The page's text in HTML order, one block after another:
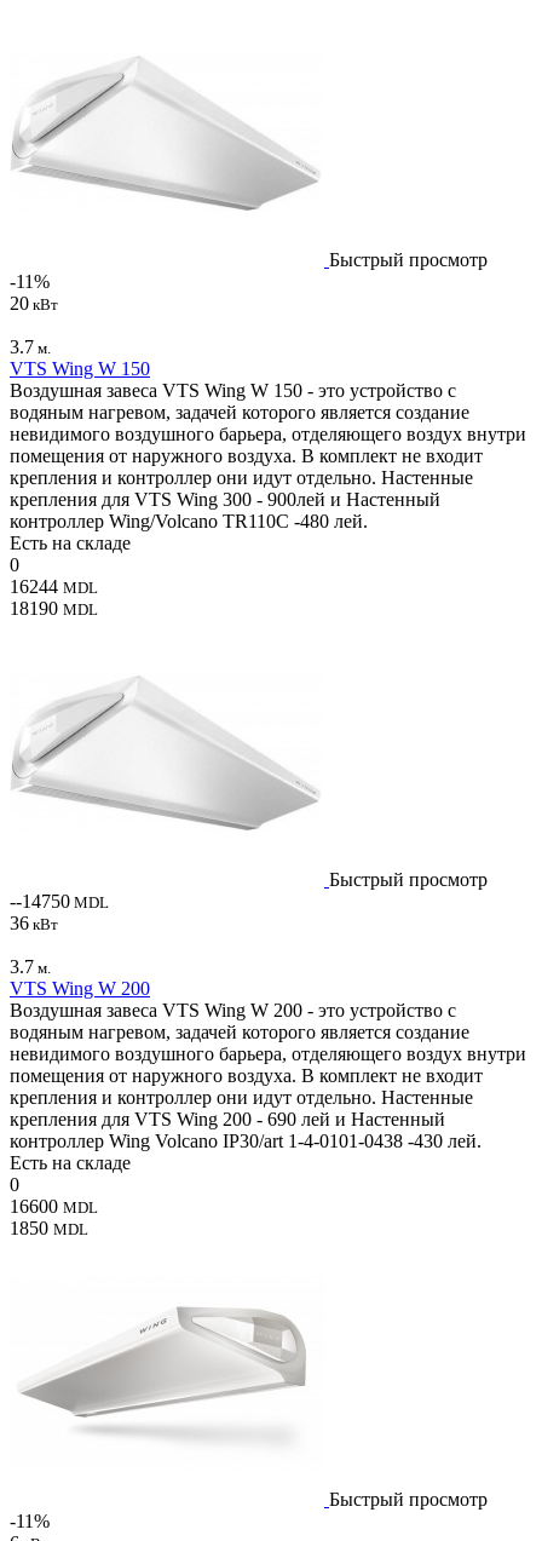
Быстрый просмотр
-11%
20 кВт
3.7 м.
VTS Wing W 150
Воздушная завеса VTS Wing W 150 - это устройство с
водяным нагревом, задачей которого является создание
невидимого воздушного барьера, отделяющего воздух внутри
помещения от наружного воздуха. В комплект не входит
крепления и контроллер они идут отдельно. Настенные
крепления для VTS Wing 300 - 900лей и Настенный
контроллер Wing/Volcano TR110C -480 лей.
Есть на складе
0
16244 MDL
18190 MDL
Быстрый просмотр
--14750 MDL
36 кВт
3.7 м.
VTS Wing W 200
Воздушная завеса VTS Wing W 200 - это устройство с
водяным нагревом, задачей которого является создание
невидимого воздушного барьера, отделяющего воздух внутри
помещения от наружного воздуха. В комплект не входит
крепления и контроллер они идут отдельно. Настенные
крепления для VTS Wing 200 - 690 лей и Настенный
контроллер Wing Volcano IP30/art 1-4-0101-0438 -430 лей.
Есть на складе
0
16600 MDL
1850 MDL
Быстрый просмотр
-11%